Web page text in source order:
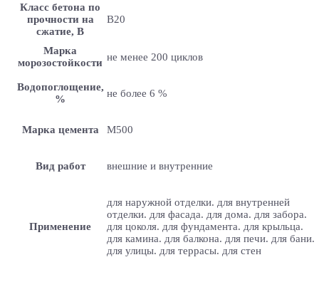
Класс бетона по
прочности на
сжатие, В
B20
Марка
морозостойкости не менее 200 циклов
Водопоглощение,
%
не более 6 %
Марка цемента M500
Вид работ внешние и внутренние
Применение
для наружной отделки. для внутренней
отделки. для фасада. для дома. для забора.
для цоколя. для фундамента. для крыльца.
для камина. для балкона. для печи. для бани.
для улицы. для террасы. для стен